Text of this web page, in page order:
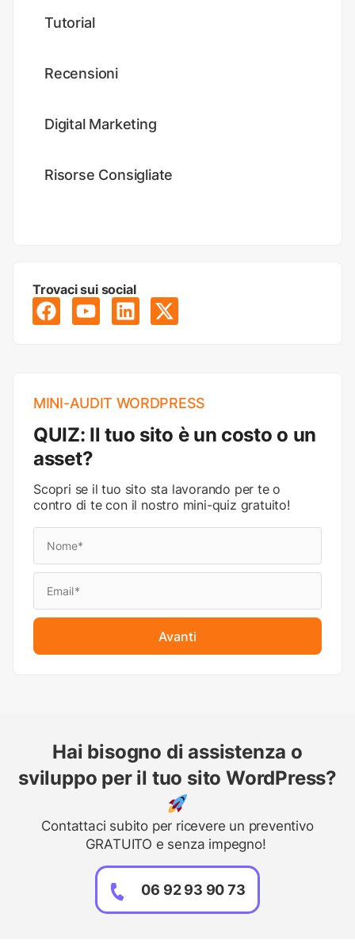
Tutorial
Recensioni
Digital Marketing
Risorse Consigliate
Trovaci sui social
MINI-AUDIT WORDPRESS
QUIZ: Il tuo sito è un costo o un
asset?
Scopri se il tuo sito sta lavorando per te o
contro di te con il nostro mini-quiz gratuito!
Avanti
Hai bisogno di assistenza o
sviluppo per il tuo sito WordPress?
Contattaci subito per ricevere un preventivo
GRATUITO e senza impegno!
06 92 93 90 73